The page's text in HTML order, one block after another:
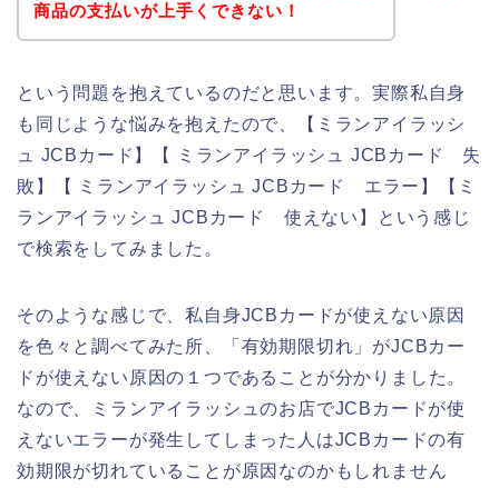
商品の支払いが上手くできない！
という問題を抱えているのだと思います。実際私自身
も同じような悩みを抱えたので、【ミランアイラッシ
ュ JCBカード】【 ミランアイラッシュ JCBカード 失
敗】【 ミランアイラッシュ JCBカード エラー】【ミ
ランアイラッシュ JCBカード 使えない】という感じ
で検索をしてみました。
そのような感じで、私自身JCBカードが使えない原因
を色々と調べてみた所、「有効期限切れ」がJCBカー
ドが使えない原因の１つであることが分かりました。
なので、ミランアイラッシュのお店でJCBカードが使
えないエラーが発生してしまった人はJCBカードの有
効期限が切れていることが原因なのかもしれません